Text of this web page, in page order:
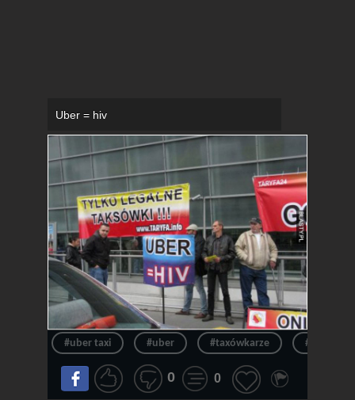
Uber = hiv
#uber taxi #uber #taxówkarze #uber hiv
0 0